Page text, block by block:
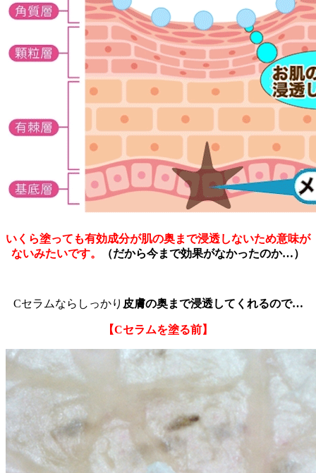
いくら塗っても有効成分が肌の奥まで浸透しないため意味が
ないみたいです。
（だから今まで効果がなかったのか…）
Cセラムならしっかり 皮膚の奥まで浸透してくれるので…
【Cセラムを塗る前】